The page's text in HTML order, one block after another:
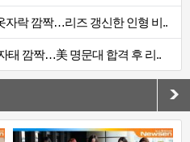
자락 깜짝…리즈 갱신한 인형 비..
태 깜짝…美 명문대 합격 후 리..